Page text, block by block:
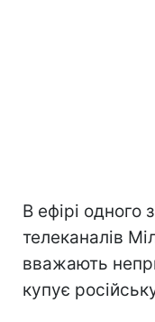
В ефірі одного
телеканалів
вважають
купує